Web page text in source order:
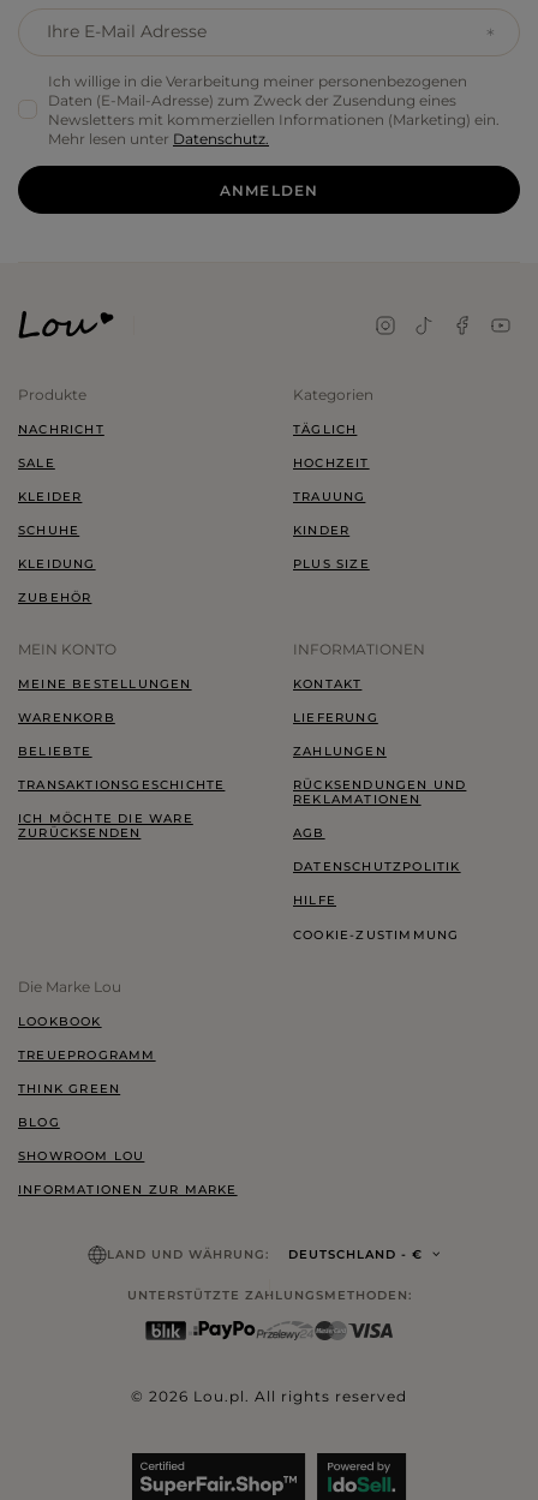
Ihre E-Mail Adresse
Ich willige in die Verarbeitung meiner personenbezogenen
Daten (E-Mail-Adresse) zum Zweck der Zusendung eines
Newsletters mit kommerziellen Informationen (Marketing) ein.
Mehr lesen unter Datenschutz.
ANMELDEN
Produkte
NACHRICHT
SALE
KLEIDER
SCHUHE
KLEIDUNG
ZUBEHÖR
Kategorien
TÄGLICH
HOCHZEIT
TRAUUNG
KINDER
PLUS SIZE
MEIN KONTO
MEINE BESTELLUNGEN
WARENKORB
BELIEBTE
TRANSAKTIONSGESCHICHTE
ICH MÖCHTE DIE WARE
ZURÜCKSENDEN
INFORMATIONEN
KONTAKT
LIEFERUNG
ZAHLUNGEN
RÜCKSENDUNGEN UND
REKLAMATIONEN
AGB
DATENSCHUTZPOLITIK
HILFE
COOKIE-ZUSTIMMUNG
Die Marke Lou
LOOKBOOK
TREUEPROGRAMM
THINK GREEN
BLOG
SHOWROOM LOU
INFORMATIONEN ZUR MARKE
LAND UND WÄHRUNG: DEUTSCHLAND - €
UNTERSTÜTZTE ZAHLUNGSMETHODEN:
© 2026 Lou.pl. All rights reserved